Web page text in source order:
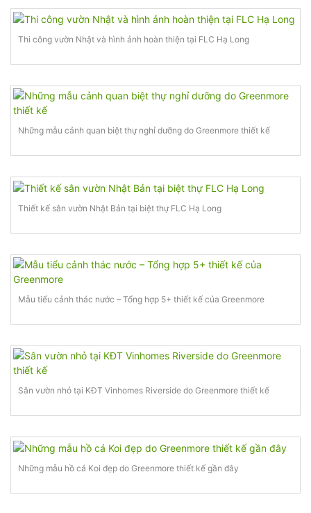
Thi công vườn Nhật và hình ảnh hoàn thiện tại FLC Hạ Long
Những mẫu cảnh quan biệt thự nghỉ dưỡng do Greenmore thiết kế
Thiết kế sân vườn Nhật Bản tại biệt thự FLC Hạ Long
Mẫu tiểu cảnh thác nước – Tổng hợp 5+ thiết kế của Greenmore
Sân vườn nhỏ tại KĐT Vinhomes Riverside do Greenmore thiết kế
Những mẫu hồ cá Koi đẹp do Greenmore thiết kế gần đây